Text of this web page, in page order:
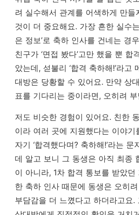
려 실수해서 관계를 어색하게 만들
것이 더 중요해요. 가장 흔한 실수
은 정보’로 축하 인사를 건네는 경
친구가 ‘면접 봤다’고만 했을 뿐 합
았는데, 섣불리 ‘합격 축하해!’라고
대방은 당황할 수 있어요. 만약 상
표를 기다리는 중이라면, 오히려
저도 비슷한 경험이 있어요. 친한
이라 여러 곳에 지원했다는 이야
자기 ‘합격했다며? 축하해!’라는
데 알고 보니 그 동생은 아직 최종
이 아니라, 1차 합격 통보를 받았던
한 축하 인사 때문에 동생은 오히
부담감을 더 느꼈다고 하더라고요.